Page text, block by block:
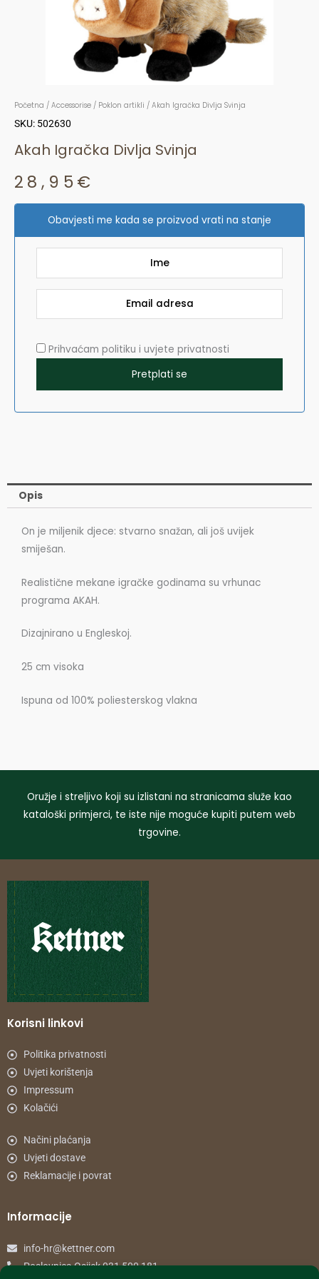
Početna / Accessorise / Poklon artikli / Akah Igračka Divlja Svinja
SKU: 502630
Akah Igračka Divlja Svinja
28,95 €
Obavjesti me kada se proizvod vrati na stanje
Prihvaćam politiku i uvjete privatnosti
Opis
On je miljenik djece: stvarno snažan, ali još uvijek
smiješan.
Realistične mekane igračke godinama su vrhunac
programa AKAH.
Dizajnirano u Engleskoj.
25 cm visoka
Ispuna od 100% poliesterskog vlakna
Oružje i streljivo koji su izlistani na stranicama služe kao
kataloški primjerci, te iste nije moguće kupiti putem web
trgovine.
Korisni linkovi
Politika privatnosti
Uvjeti korištenja
Impressum
Kolačići
Načini plaćanja
Uvjeti dostave
Reklamacije i povrat
Informacije
info-hr@kettner.com
Poslovnica Osijek 031 500 181